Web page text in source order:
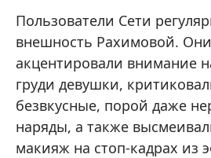
Пользователи Сети
внешность Рахимовой.
акцентировали внимание
груди девушки,
безвкусные, порой даже
наряды, а также
макияж на стоп-кадрах из